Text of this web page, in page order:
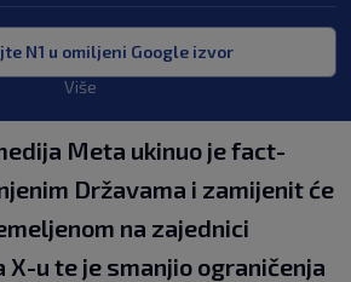
N1 u omiljeni Google izvor
Više
Meta ukinuo je fact-
Državama i zamijenit će
na zajednici
X-u te je smanjio ograničenja